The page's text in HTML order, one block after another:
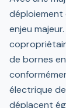
enjeu
de bornes
électrique
déplacent